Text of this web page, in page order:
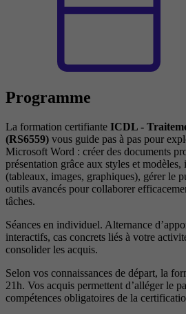
Programme
La formation certifiante ICDL -
(RS6559) vous guide pas à pas pour
Microsoft Word : créer des documents
présentation grâce aux styles et modèles,
(tableaux, images, graphiques), gérer le
outils avancés pour collaborer
tâches.
Séances en individuel. Alternance
interactifs, cas concrets liés à votre
consolider les acquis.
Selon vos connaissances de départ, la
21h. Vos acquis permettent d’alléger le
compétences obligatoires de la